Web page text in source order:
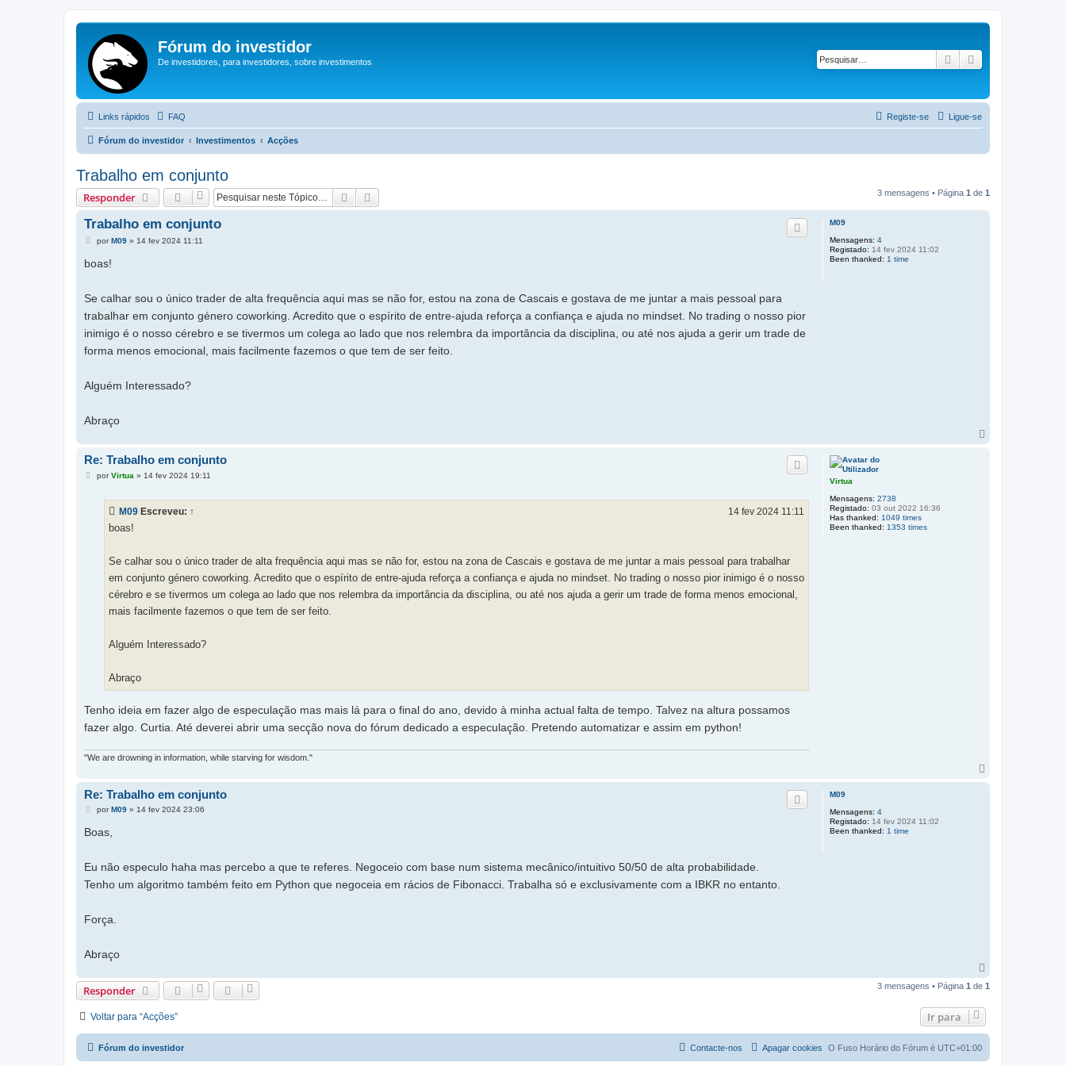
Fórum do investidor
De investidores, para investidores, sobre investimentos Pesquisar
Links rápidos FAQ Ligue-se
Registe-se
Fórum do investidor Investimentos Acções
Trabalho em conjunto
Responder Pesquisar 3 mensagens • Página 1 de 1
M09
Mensagens: 4
Registado: 14 fev 2024 11:02
Been thanked: 1 time
Trabalho em conjunto
M
s
e
porM09» 14 fev 2024 11:11
boas!
Se calhar sou o único trader de alta frequência aqui mas se não for, estou na zona de Cascais e gostava de me juntar a mais pessoal para
trabalhar em conjunto género coworking. Acredito que o espírito de entre-ajuda reforça a confiança e ajuda no mindset. No trading o nosso pior
inimigo é o nosso cérebro e se tivermos um colega ao lado que nos relembra da importância da disciplina, ou até nos ajuda a gerir um trade de
forma menos emocional, mais facilmente fazemos o que tem de ser feito.
Alguém Interessado?
Abraço
Virtua
Mensagens: 2738
Registado: 03 out 2022 16:36
Has thanked: 1049 times
Been thanked: 1353 times
Re: Trabalho em conjunto
MporVirtua » 14 fev 2024 19:11
M09 Escreveu: ↑ 14 fev 2024 11:11
boas!
Se calhar sou o único trader de alta frequência aqui mas se não for, estou na zona de Cascais e gostava de me juntar a mais pessoal para trabalhar
em conjunto género coworking. Acredito que o espírito de entre-ajuda reforça a confiança e ajuda no mindset. No trading o nosso pior inimigo é o nosso
cérebro e se tivermos um colega ao lado que nos relembra da importância da disciplina, ou até nos ajuda a gerir um trade de forma menos emocional,
mais facilmente fazemos o que tem de ser feito.
Alguém Interessado?
Abraço
Tenho ideia em fazer algo de especulação mas mais lá para o final do ano, devido à minha actual falta de tempo. Talvez na altura possamos
fazer algo. Curtia. Até deverei abrir uma secção nova do fórum dedicado a especulação. Pretendo automatizar e assim em python!
"We are drowning in information, while starving for wisdom."
M09
Mensagens: 4
Registado: 14 fev 2024 11:02
Been thanked: 1 time
Re: Trabalho em conjunto
M
s
e
por M09» 14 fev 2024 23:06
Boas,
Eu não especulo haha mas percebo a que te referes. Negoceio com base num sistema mecânico/intuitivo 50/50 de alta probabilidade.
Tenho um algoritmo também feito em Python que negoceia em rácios de Fibonacci. Trabalha só e exclusivamente com a IBKR no entanto.
Força.
Abraço
p
Responder 3 mensagens • Página 1 de 1
Voltar para “Acções” Ir para
Fórum do investidor O Fuso Horário do Fórum é UTC+01:00
Apagar cookies
Contacte-nos